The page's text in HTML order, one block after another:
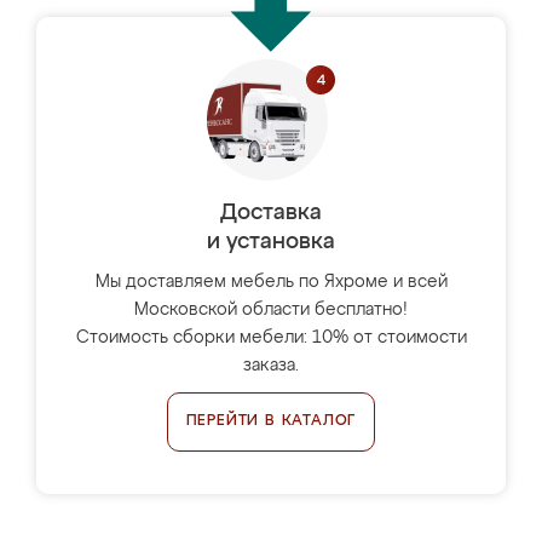
Доставка
и установка
Мы доставляем мебель по Яхроме и всей
Московской области бесплатно!
Стоимость сборки мебели: 10% от стоимости
заказа.
ПЕРЕЙТИ В КАТАЛОГ